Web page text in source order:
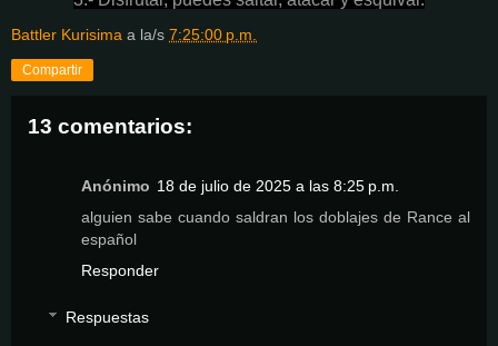
Battler Kurisima a la/s 7:25:00 p.m.
Compartir
13 comentarios:
Anónimo 18 de julio de 2025 a las 8:25 p.m.
alguien sabe cuando saldran los doblajes de Rance al
español
Responder
Respuestas